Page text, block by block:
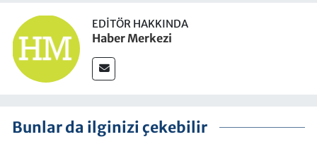
EDITÖR HAKKINDA
Haber Merkezi
Bunlar da ilginizi çekebilir